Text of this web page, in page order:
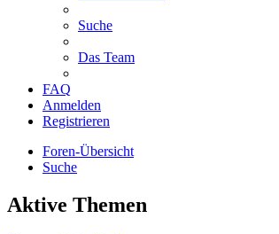
Suche
Das Team
FAQ
Anmelden
Registrieren
Foren-Übersicht
Suche
Aktive Themen